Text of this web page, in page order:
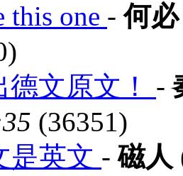
this one -何必
德文原文！ -
(36351)
是英文 -磁人